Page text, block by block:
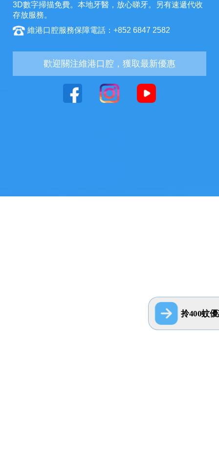
拎400蚊
3D數字掃描免費。本地牙醫，放心睇牙。另有速遞代收
存放服務。
維港口腔服務保障電話：+852 6847 2582
歡迎關注維港口腔，獲取最新優惠